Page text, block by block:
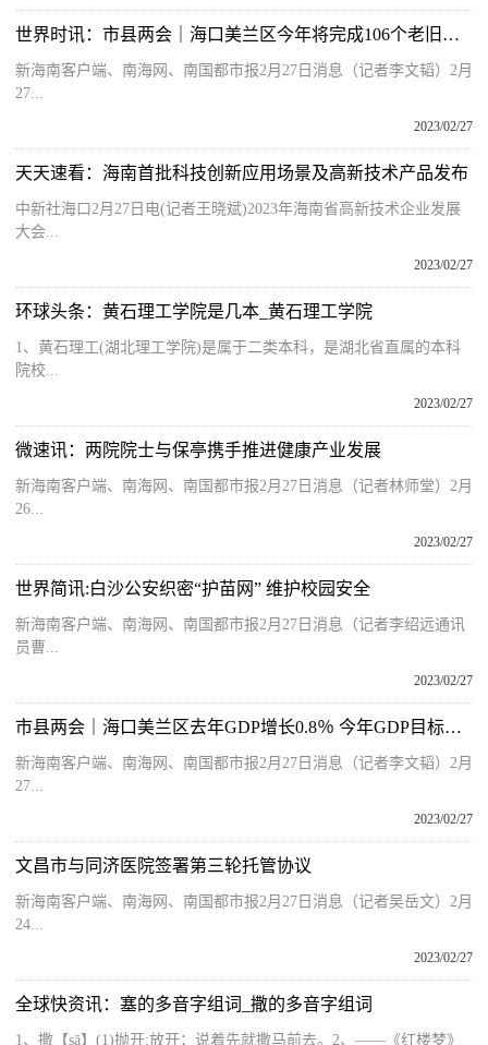
世界时讯：市县两会｜海口美兰区今年将完成106个老旧小区及2条“断头路”改造
新海南客户端、南海网、南国都市报2月27日消息（记者李文韬）2月
27...
2023/02/27
天天速看：海南首批科技创新应用场景及高新技术产品发布
中新社海口2月27日电(记者王晓斌)2023年海南省高新技术企业发展
大会...
2023/02/27
环球头条：黄石理工学院是几本_黄石理工学院
1、黄石理工(湖北理工学院)是属于二类本科，是湖北省直属的本科
院校...
2023/02/27
微速讯：两院院士与保亭携手推进健康产业发展
新海南客户端、南海网、南国都市报2月27日消息（记者林师堂）2月
26...
2023/02/27
世界简讯:白沙公安织密“护苗网” 维护校园安全
新海南客户端、南海网、南国都市报2月27日消息（记者李绍远通讯
员曹...
2023/02/27
市县两会｜海口美兰区去年GDP增长0.8％ 今年GDP目标增长10％左右
新海南客户端、南海网、南国都市报2月27日消息（记者李文韬）2月
27...
2023/02/27
文昌市与同济医院签署第三轮托管协议
新海南客户端、南海网、南国都市报2月27日消息（记者吴岳文）2月
24...
2023/02/27
全球快资讯：塞的多音字组词_撒的多音字组词
1、撒【sā】(1)抛开;放开；说着先就撒马前去。2、——《红楼梦》